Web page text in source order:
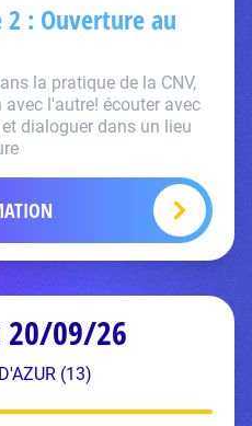
: Ouverture au
la pratique de la CNV,
l'autre! écouter avec
dialoguer dans un lieu
20/09/26
(13)